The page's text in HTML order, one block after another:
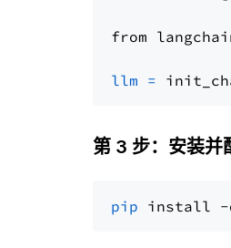
from
llm =
第 3 步：安装
pip